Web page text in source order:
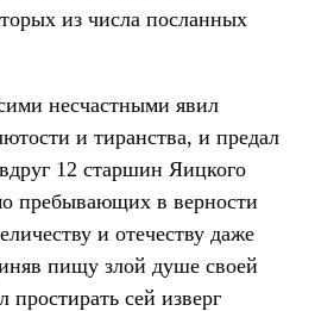
из числа посланных
несчастными явил
и тиранства, и предал
12 старшин Яицкого
пребывающих в верности
и отечеству даже
пищу злой душе своей
простирать сей изверг